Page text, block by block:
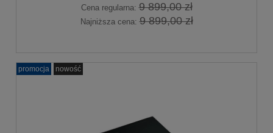
Cena regularna:9 899,00 zł
Najniższa cena:9 899,00 zł
promocja nowość